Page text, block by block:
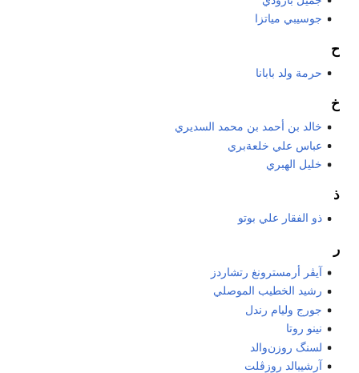
جوسيبي مياتزا
ح
حرمة ولد بابانا
خ
خالد بن أحمد بن محمد السديري
عباس علي خلعةبري
خليل الهبري
ذ
ذو الفقار علي بوتو
ر
آيڤر أرمسترونغ رتشاردز
رشيد الخطيب الموصلي
جورج وليام رندل
نينو روتا
لسنگ روزن‌والد
آرشيبالد روزڤلت